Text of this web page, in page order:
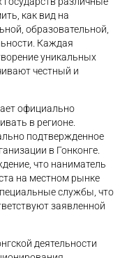
как вид на
образовательной,
Каждая
уникальных
честный и
официально
в регионе.
подтвержденное
в Гонконге.
что наниматель
на местном рынке
службы, что
заявленной
деятельности